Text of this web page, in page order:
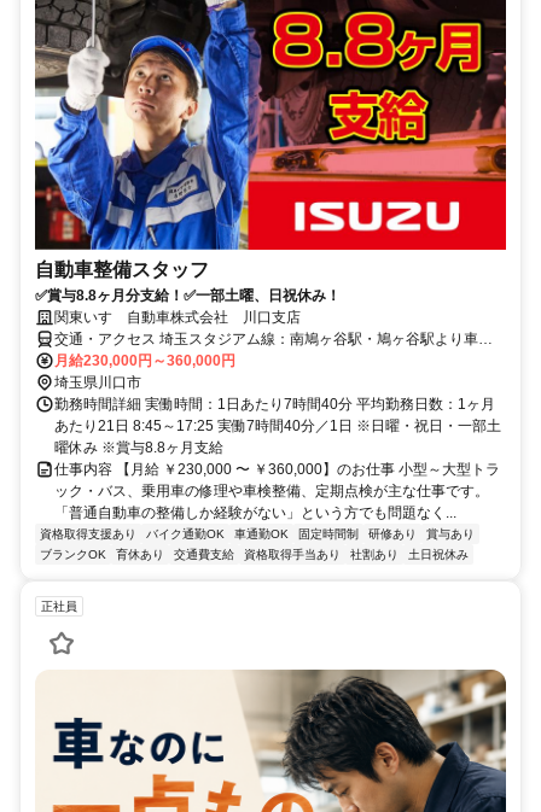
自動車整備スタッフ
✅賞与8.8ヶ月分支給！✅一部土曜、日祝休み！
関東いすゞ自動車株式会社 川口支店
交通・アクセス 埼玉スタジアム線：南鳩ヶ谷駅・鳩ヶ谷駅より車で7
分
月給230,000円～360,000円
埼玉県川口市
勤務時間詳細 実働時間：1日あたり7時間40分 平均勤務日数：1ヶ月
あたり21日 8:45～17:25 実働7時間40分／1日 ※日曜・祝日・一部土
曜休み ※賞与8.8ヶ月支給
仕事内容 【月給 ￥230,000 〜 ￥360,000】のお仕事 小型～大型トラ
ック・バス、乗用車の修理や車検整備、定期点検が主な仕事です。
「普通自動車の整備しか経験がない」という方でも問題なく...
資格取得支援あり バイク通勤OK 車通勤OK 固定時間制 研修あり
賞与あり
ブランクOK
育休あり 交通費支給 資格取得手当あり 社割あり 土日祝休み
正社員